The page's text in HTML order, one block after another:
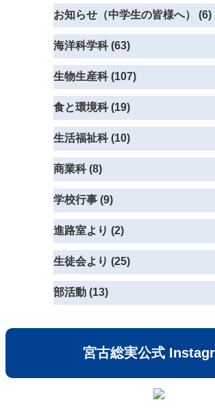
お知らせ（中学生の皆様へ） (6)
海洋科学科 (63)
生物生産科 (107)
食と環境科 (19)
生活福祉科 (10)
商業科 (8)
学校行事 (9)
進路室より (2)
生徒会より (25)
部活動 (13)
宮古総実公式